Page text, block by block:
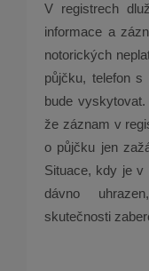
V registrech
informace a
notorických
půjčku, telefon
bude
že záznam v
o půjčku jen
Situace, kdy je v
dávno
skutečnosti